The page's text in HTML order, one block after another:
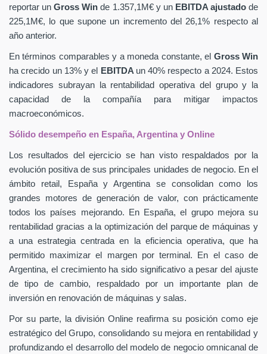
reportar unGross Winde 1.357,1M€ y un EBITDA ajustadode
225,1M€, lo que supone un incremento del 26,1% respecto al
año anterior.
En términos comparables y a moneda constante, el Gross Win
ha crecido un 13% y el
EBITDA un 40% respecto a 2024. Estos
indicadores subrayan la rentabilidad operativa del grupo y la
capacidad de la compañía para mitigar impactos
macroeconómicos.
Sólido desempeño en España, Argentina y Online
Los resultados del ejercicio se han visto respaldados por la
evolución positiva de sus principales unidades de negocio. En el
ámbito retail, España y Argentina se consolidan como los
grandes motores de generación de valor, con prácticamente
todos los países mejorando. En España, el grupo mejora su
rentabilidad gracias a la optimización del parque de máquinas y
a una estrategia centrada en la eficiencia operativa, que ha
permitido maximizar el margen por terminal. En el caso de
Argentina, el crecimiento ha sido significativo a pesar del ajuste
de tipo de cambio, respaldado por un importante plan de
inversión en renovación de máquinas y salas.
Por su parte, la división Online reafirma su posición como eje
estratégico del Grupo, consolidando su mejora en rentabilidad y
profundizando el desarrollo del modelo de negocio omnicanal de